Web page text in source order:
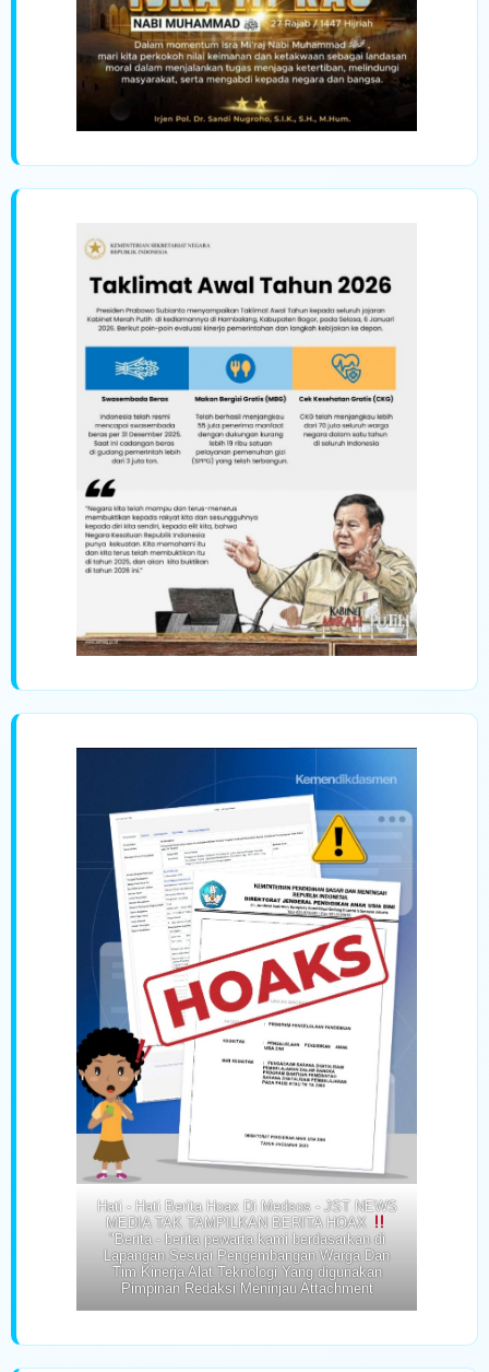
Hati - Hati Berita Hoax Di Medsos - JST NEWS
MEDIA TAK TAMPILKAN BERITA HOAX
"Berita - berita pewarta kami berdasarkan di
Lapangan Sesuai Pengembangan Warga Dan
Tim Kinerja Alat Teknologi Yang digunakan
Pimpinan Redaksi Meninjau Attachment